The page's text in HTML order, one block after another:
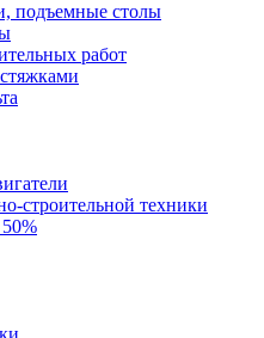
подъемные столы
работ
строительной техники